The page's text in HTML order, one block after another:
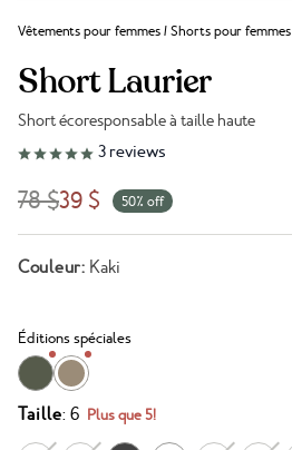
Vêtements pour femmes/Shorts pour femmes
Short Laurier
Short écoresponsable à taille haute
Lien vers les avis
3 reviews
78 $39 $ 50% off
Couleur: Kaki
Éditions spéciales
Taille: 6 Plus que 5!